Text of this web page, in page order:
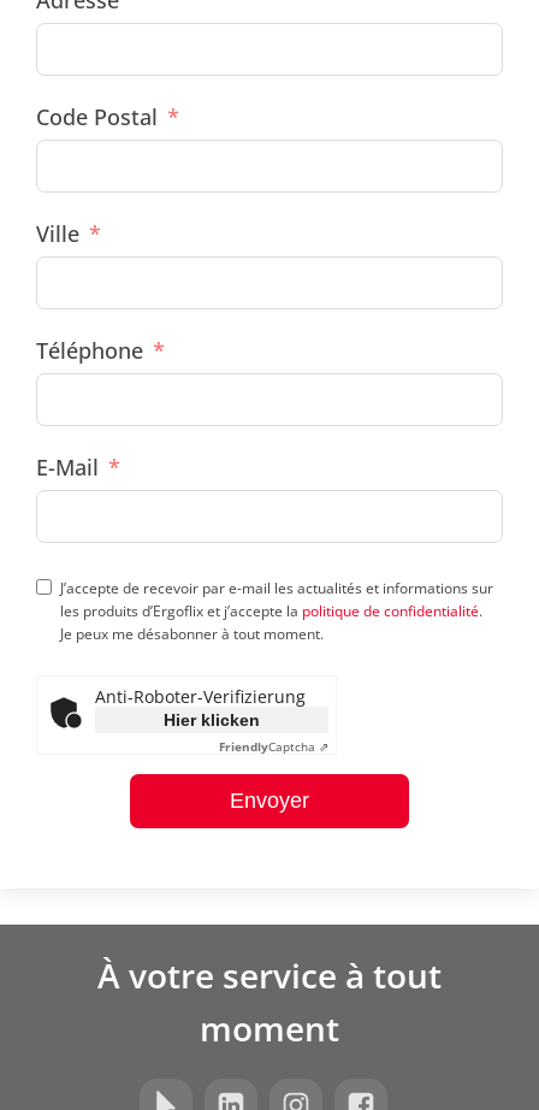
Code Postal
Ville
Téléphone
E-Mail
J’accepte de recevoir par e-mail les actualités et informations sur
les produits d’Ergoflix et j’accepte la politique de confidentialité.
Je peux me désabonner à tout moment.
Anti-Roboter-Verifizierung
Hier klicken
FriendlyCaptcha ⇗
Envoyer
À votre service à tout
moment